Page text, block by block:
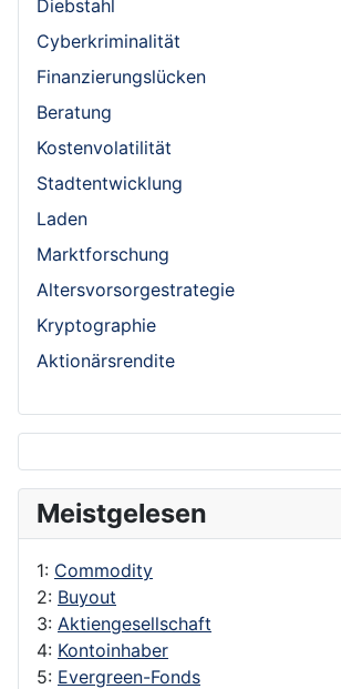
Diebstahl
Cyberkriminalität
Finanzierungslücken
Beratung
Kostenvolatilität
Stadtentwicklung
Laden
Marktforschung
Altersvorsorgestrategie
Kryptographie
Aktionärsrendite
Meistgelesen
1: Commodity
2: Buyout
3: Aktiengesellschaft
4: Kontoinhaber
5: Evergreen-Fonds